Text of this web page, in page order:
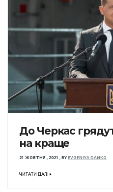
До Черкас
на краще
21 ЖОВТНЯ , 2021 ,BYEVGENIYA DANKO
ЧИТАТИ ДАЛІ